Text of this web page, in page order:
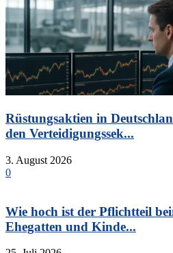
Rüstungsaktien in
den Verteidigungssek...
3. August 2026
0
Wie hoch ist der Pflichtteil
Ehegatten und Kinde...